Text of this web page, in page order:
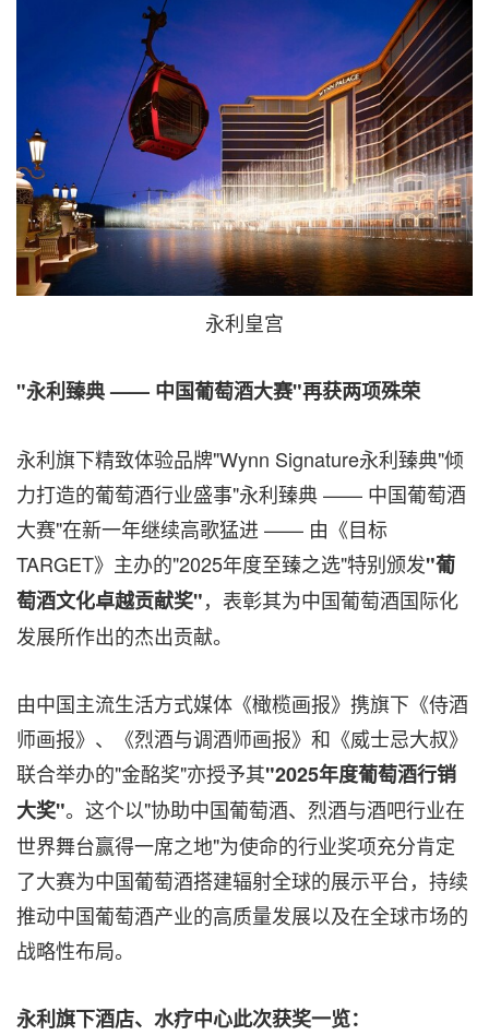
永利皇宫
"永利臻典—— 中国葡萄酒大赛"再获两项殊荣
永利旗下精致体验品牌"Wynn Signature永利臻典"倾
力打造的葡萄酒行业盛事"永利臻典 —— 中国葡萄酒
大赛"在新一年继续高歌猛进 —— 由《目标
TARGET》主办的"2025年度至臻之选"特别颁发"葡
萄酒文化卓越贡献奖"，表彰其为中国葡萄酒国际化
发展所作出的杰出贡献。
由中国主流生活方式媒体《橄榄画报》携旗下《侍酒
师画报》、《烈酒与调酒师画报》和《威士忌大叔》
联合举办的"金酩奖"亦授予其"2025年度葡萄酒行销
大奖"。这个以"协助中国葡萄酒、烈酒与酒吧行业在
世界舞台赢得一席之地"为使命的行业奖项充分肯定
了大赛为中国葡萄酒搭建辐射全球的展示平台，持续
推动中国葡萄酒产业的高质量发展以及在全球市场的
战略性布局。
永利旗下酒店、水疗中心此次获奖一览：